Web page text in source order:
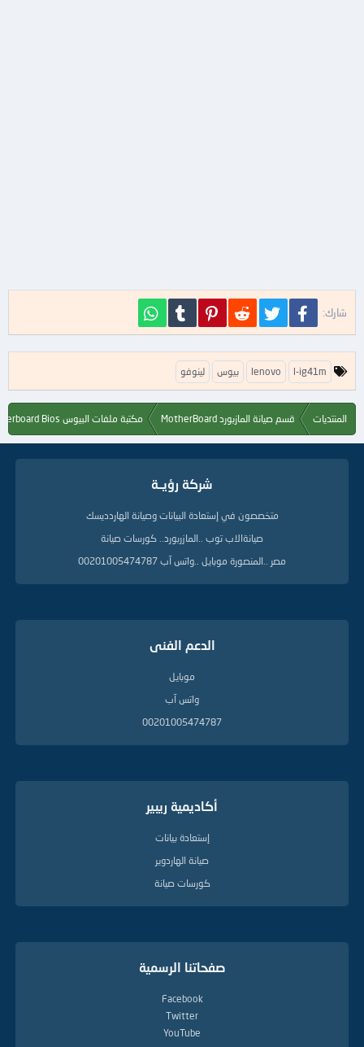
شارك: فيسبوك تويتر Reddit
Pinterest
Tumblr
ا
ل
م
l-ig41m
lenovo بيوس لينوفو
المنتديات قسم صيانة المازبورد MotherBoard مكتبة ملفات البيوس Motherboard Bios
شركة رؤيــة
متخصصون في إستعادة البيانات وصيانة الهاردديسك
صيانةالاب توب ..المازربورد.. كورسات صيانة
مصر ..المنصورة موبايل ..واتس آب 00201005474787
الدعم الفنى
موبايل
واتس آب
00201005474787
أكاديمية ريبير
إستعادة بيانات
صيانة الهاردوير
كورسات صيانة
صفحاتنا الرسمية
Facebook
Twitter
YouTube